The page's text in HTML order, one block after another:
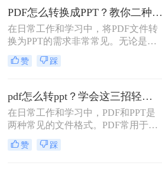
文将介绍三种常用的PDF转PPT的方
法。
PDF怎么转换成PPT？教你二种转换方法！
在日常工作和学习中，将PDF文件转
换为PPT的需求非常常见。无论是为
了方便展示、编辑还是进一步处理，
掌握几种高效的PDF转PPT方法都是
PPT呢？本文将详细介绍两种常见的
PDF转PPT方法，帮助用户轻松完成
文件格式转换。
赞 踩
pdf怎么转ppt？学会这三招轻松搞定转换！
在日常工作和学习中，PDF和PPT是
两种常见的文件格式。PDF常用于文
档的查看和分享，而PPT则更多地用
于制作演示文稿和进行演讲。有时，
赞 踩